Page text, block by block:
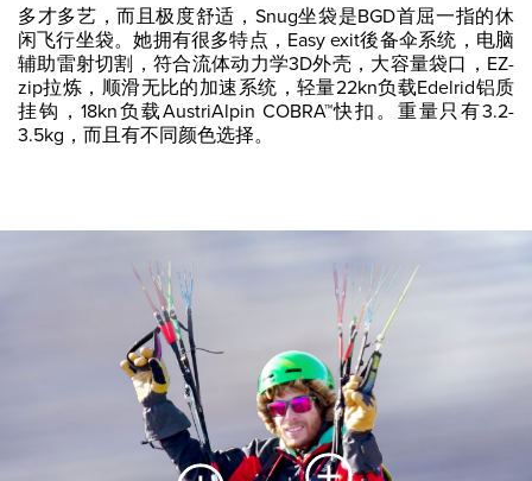
多才多艺，而且极度舒适，Snug坐袋是BGD首屈一指的休
闲飞行坐袋。她拥有很多特点，Easy exit後备伞系统，电脑
辅助雷射切割，符合流体动力学3D外壳，大容量袋口，EZ-
zip拉炼，顺滑无比的加速系统，轻量22kn负载Edelrid铝质
挂钩，18kn负载AustriAlpin COBRA™快扣。重量只有3.2-
3.5kg，而且有不同颜色选择。